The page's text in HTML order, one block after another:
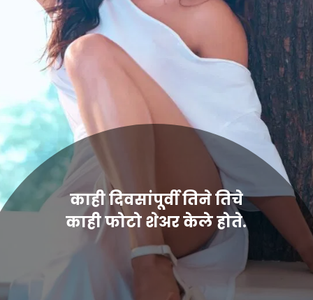
काही दिवसांपूर्वी तिने तिचे
काही फोटो शेअर केले होते.